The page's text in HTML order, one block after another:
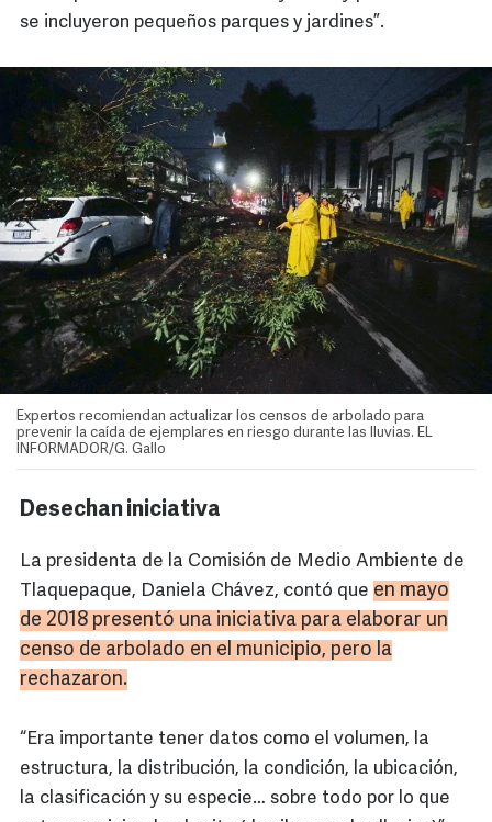
se incluyeron pequeños parques y jardines”.
Expertos recomiendan actualizar los censos de arbolado para
prevenir la caída de ejemplares en riesgo durante las lluvias. EL
INFORMADOR/G. Gallo
Desechan iniciativa
La presidenta de la Comisión de Medio Ambiente de
Tlaquepaque, Daniela Chávez, contó que en mayo
de 2018 presentó una iniciativa para elaborar un
censo de arbolado en el municipio, pero la
rechazaron.
“Era importante tener datos como el volumen, la
estructura, la distribución, la condición, la ubicación,
la clasificación y su especie… sobre todo por lo que